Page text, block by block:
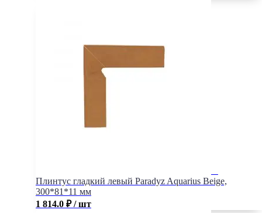
Плинтус гладкий левый Paradyz Aquarius Beige,
300*81*11 мм
1 814.0 ₽ / шт